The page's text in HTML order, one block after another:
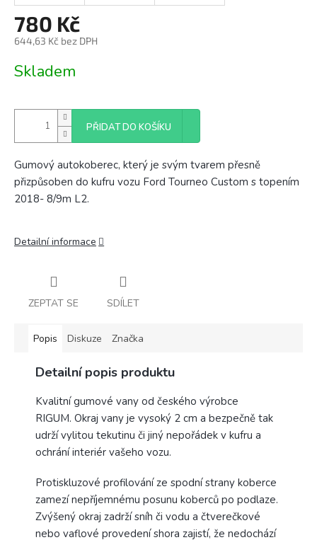
780 Kč
644,63 Kč bez DPH
cena:
Skladem
PŘIDAT DO KOŠÍKU
Gumový autokoberec, který je svým tvarem přesně
přizpůsoben do kufru vozu Ford Tourneo Custom s topením
2018- 8/9m L2.
Detailní informace
ZEPTAT SE SDÍLET
Popis Diskuze Značka
Detailní popis produktu
Kvalitní gumové vany od českého výrobce
RIGUM. Okraj vany je vysoký 2 cm a bezpečně tak
udrží vylitou tekutinu či jiný nepořádek v kufru a
ochrání interiér vašeho vozu.
Protiskluzové profilování ze spodní strany koberce
zamezí nepříjemnému posunu koberců po podlaze.
Zvýšený okraj zadrží sníh či vodu a čtverečkové
nebo vaflové provedení shora zajistí, že nedochází